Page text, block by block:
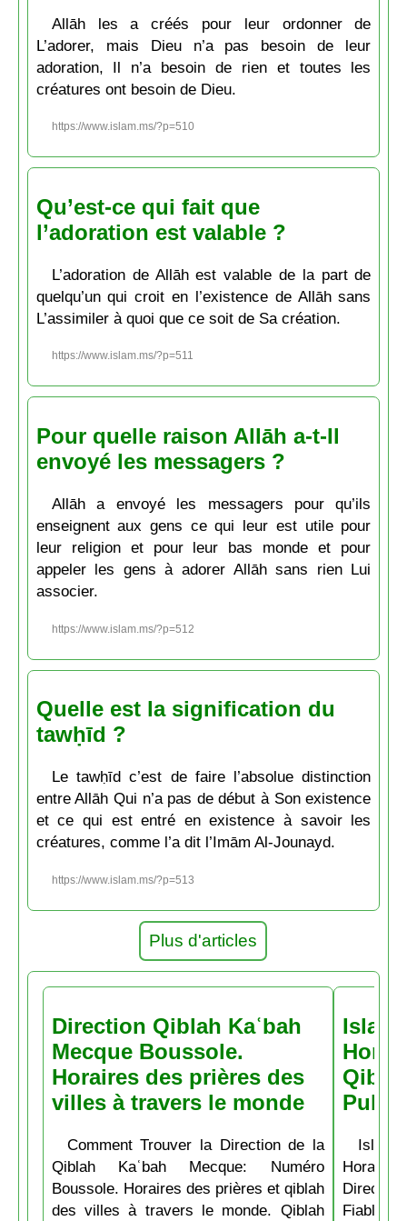
Allāh les a créés pour leur ordonner de
L’adorer, mais Dieu n’a pas besoin de leur
adoration, Il n’a besoin de rien et toutes les
créatures ont besoin de Dieu.
https://www.islam.ms/?p=510
Qu’est-ce qui fait que
l’adoration est valable ?
L’adoration de Allāh est valable de la part de
quelqu’un qui croit en l’existence de Allāh sans
L’assimiler à quoi que ce soit de Sa création.
https://www.islam.ms/?p=511
Pour quelle raison Allāh a-t-Il
envoyé les messagers ?
Allāh a envoyé les messagers pour qu’ils
enseignent aux gens ce qui leur est utile pour
leur religion et pour leur bas monde et pour
appeler les gens à adorer Allāh sans rien Lui
associer.
https://www.islam.ms/?p=512
Quelle est la signification du
tawḥīd ?
Le tawḥīd c’est de faire l’absolue distinction
entre Allāh Qui n’a pas de début à Son existence
et ce qui est entré en existence à savoir les
créatures, comme l’a dit l’Imām Al-Jounayd.
https://www.islam.ms/?p=513
Plus d'articles
Direction Qiblah Kaʿbah
Mecque Boussole.
Horaires des prières des
villes à travers le monde
Comment Trouver la Direction de la
Qiblah Kaʿbah Mecque: Numéro
Boussole. Horaires des prières et qiblah
des villes à travers le monde. Qiblah
Pubs
Fiable et